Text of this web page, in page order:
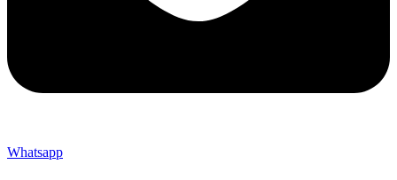
Whatsapp